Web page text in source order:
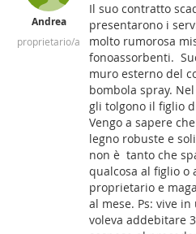
Andrea
proprietario/a
Il suo contratto
presentarono i
molto rumorosa
fonoassorbenti.
muro esterno del
bombola spray.
gli tolgono il figlio
Vengo a sapere
legno robuste e
non è tanto che
qualcosa al figlio
proprietario e
al mese. Ps: vive
voleva addebitare